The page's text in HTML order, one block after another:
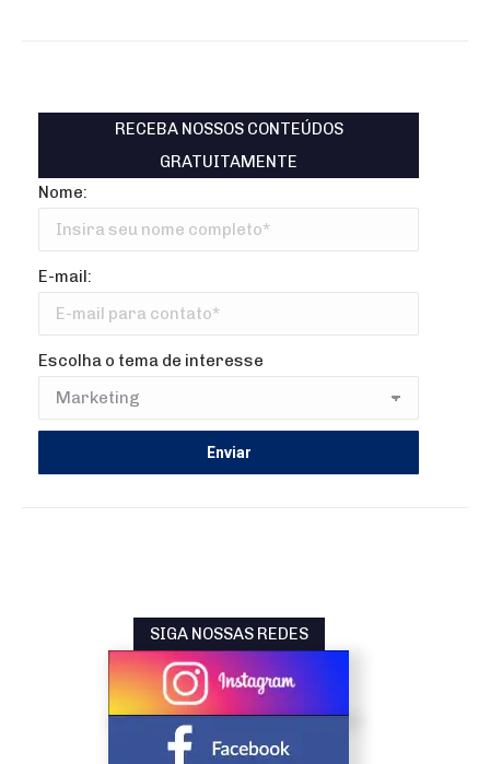
RECEBA NOSSOS CONTEÚDOS
GRATUITAMENTE
Nome:
E-mail:
Escolha o tema de interesse
SIGA NOSSAS REDES